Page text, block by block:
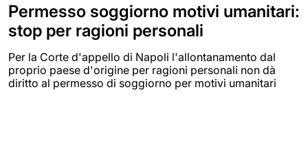
Permesso soggiorno motivi umanitari:
stop per ragioni personali
Per la Corte d'appello di Napoli l'allontanamento dal
proprio paese d'origine per ragioni personali non dà
diritto al permesso di soggiorno per motivi umanitari